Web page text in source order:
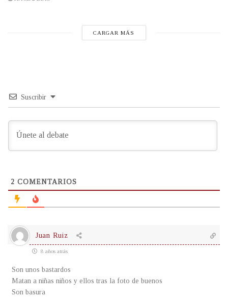
CARGAR MÁS
Suscribir
2 COMENTARIOS
Juan Ruiz
8 años atrás
Son unos bastardos
Matan a niñas niños y ellos tras la foto de buenos
Son basura